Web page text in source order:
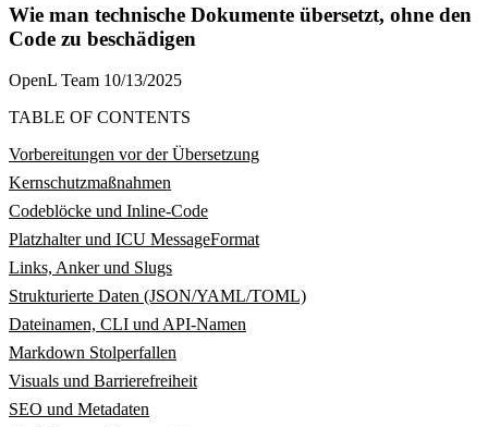
Wie man technische Dokumente übersetzt, ohne den
Code zu beschädigen
OpenL Team 10/13/2025
TABLE OF CONTENTS
Vorbereitungen vor der Übersetzung
Kernschutzmaßnahmen
Codeblöcke und Inline-Code
Platzhalter und ICU MessageFormat
Links, Anker und Slugs
Strukturierte Daten (JSON/YAML/TOML)
Dateinamen, CLI und API-Namen
Markdown Stolperfallen
Visuals und Barrierefreiheit
SEO und Metadaten